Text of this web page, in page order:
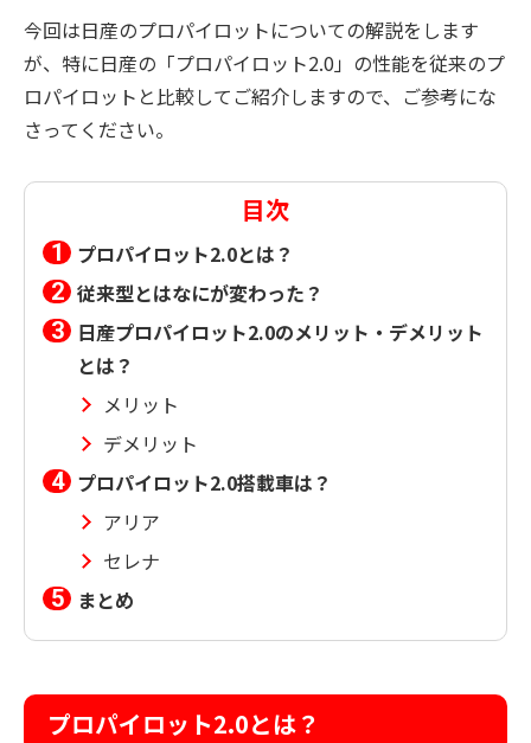
今回は日産のプロパイロットについての解説をします
が、特に日産の「プロパイロット2.0」の性能を従来のプ
ロパイロットと比較してご紹介しますので、ご参考にな
さってください。
目次
プロパイロット2.0とは？
従来型とはなにが変わった？
日産プロパイロット2.0のメリット・デメリット
とは？
メリット
デメリット
プロパイロット2.0搭載車は？
アリア
セレナ
まとめ
プロパイロット2.0とは？